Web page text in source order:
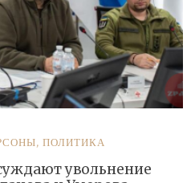
, ПОЛИТИКА
увольнение